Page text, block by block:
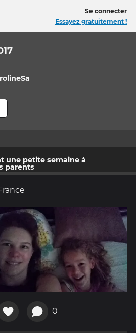
Se connecter
Essayez gratuitement !
une petite semaine à
parents
0